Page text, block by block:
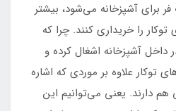
برای آشپزخانه‌ می‌شود، بیشتر
را خریداری کنند. چرا که
داخل آشپزخانه اشغال کرده و
توکار علاوه بر موردی که اشاره
هم دارند. یعنی می‌توانیم این